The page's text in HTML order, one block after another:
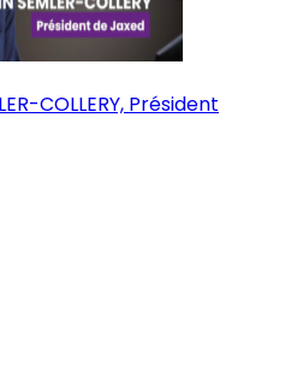
COLLERY, Président